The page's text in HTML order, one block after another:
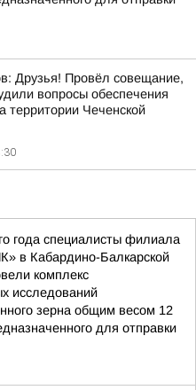
Друзья! Провёл совещание,
вопросы обеспечения
территории Чеченской
года специалисты филиала
в Кабардино-Балкарской
комплекс
исследований
зерна общим весом 12
для отправки